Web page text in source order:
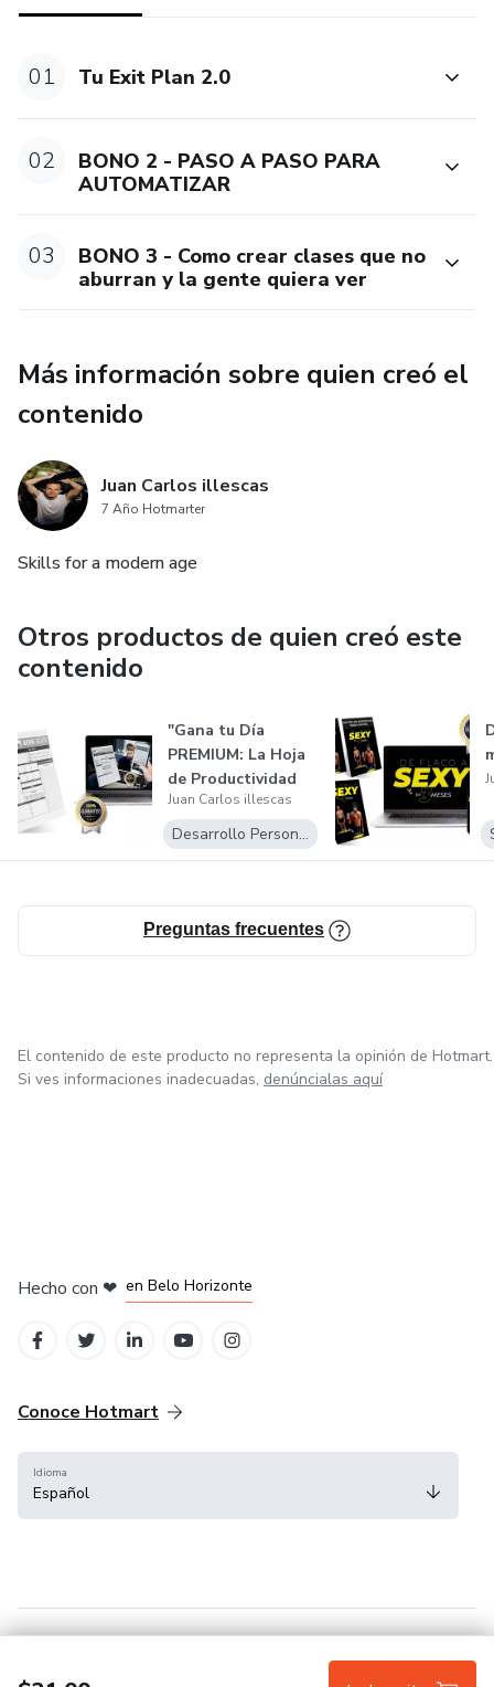
01 Tu Exit Plan 2.0
02
BONO 2 - PASO A PASO PARA
AUTOMATIZAR
03
BONO 3 - Como crear clases que no
aburran y la gente quiera ver
Más información sobre quien creó el
contenido
Juan Carlos illescas
7 Año Hotmarter
Skills for a modern age
Otros productos de quien creó este
contenido
"Gana tu Día
PREMIUM: La Hoja
de Productividad
para Lograr t...
Juan Carlos illescas
Desarrollo Personal
Preguntas frecuentes
El contenido de este producto no representa la opinión de Hotmart.
Si ves informaciones inadecuadas, denúncialas aquí
Hecho con ❤ en Belo Horizonte
Conoce Hotmart
Idioma
Español